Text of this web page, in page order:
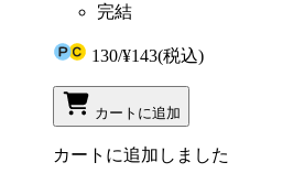
完結
130/¥143(税込)
カートに追加
カートに追加しました